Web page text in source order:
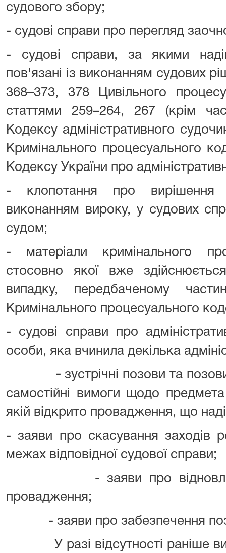
судового збору;
- судові справи про перегляд
- судові справи, за якими
пов'язані із виконанням судових
368–373, 378 Цивільного
статтями 259–264, 267 (крім
Кодексу адміністративного
Кримінального процесуального
Кодексу України про
- клопотання про вирішення
виконанням вироку, у судових
судом;
- матеріали кримінального
стосовно якої вже
випадку, передбаченому
Кримінального процесуального
- судові справи про
особи, яка вчинила декілька
- зустрічні позови та
самостійні вимоги щодо
якій відкрито провадження, що
- заяви про скасування заходів
межах відповідної судової справи;
- заяви про відновлення
провадження;
- заяви про забезпечення
У разі відсутності раніше